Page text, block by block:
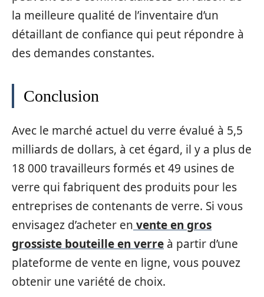
la meilleure qualité de l’inventaire d’un
détaillant de confiance qui peut répondre à
des demandes constantes.
Conclusion
Avec le marché actuel du verre évalué à 5,5
milliards de dollars, à cet égard, il y a plus de
18 000 travailleurs formés et 49 usines de
verre qui fabriquent des produits pour les
entreprises de contenants de verre. Si vous
envisagez d’acheter en vente en gros
grossiste bouteille en verre à partir d’une
plateforme de vente en ligne, vous pouvez
obtenir une variété de choix.